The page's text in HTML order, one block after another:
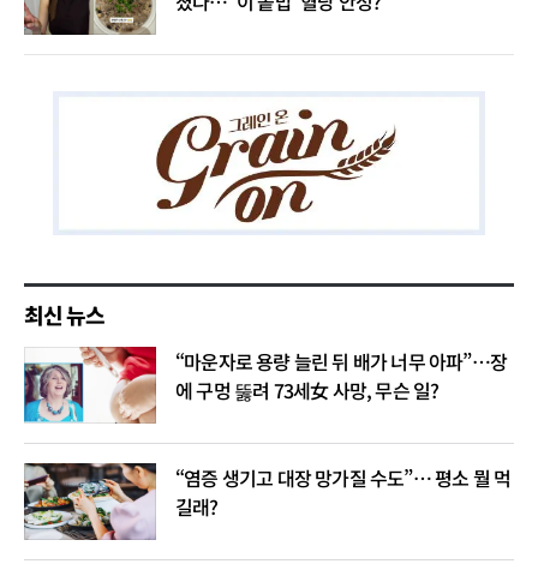
최신 뉴스
“마운자로 용량 늘린 뒤 배가 너무 아파”…장
에 구멍 뚫려 73세女 사망, 무슨 일?
“염증 생기고 대장 망가질 수도”… 평소 뭘 먹
길래?